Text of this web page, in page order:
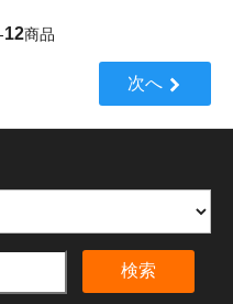
-12商品
次へ
検索